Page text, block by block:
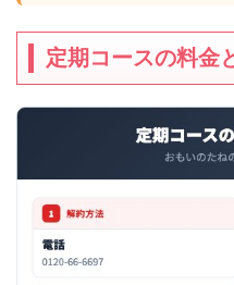
定期コースの料金